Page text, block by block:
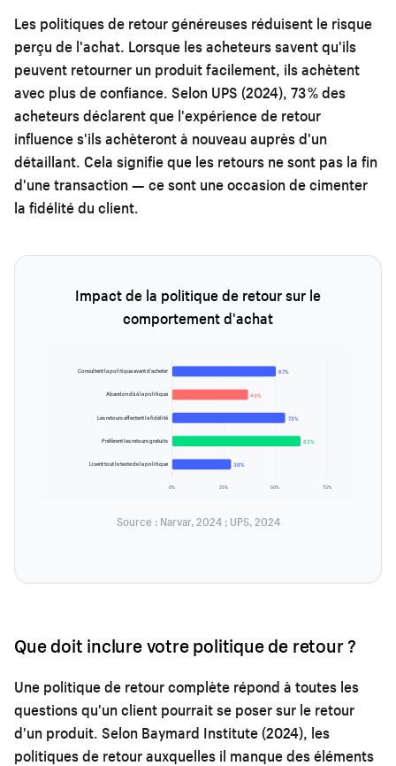
Les politiques de retour généreuses réduisent le risque
perçu de l'achat. Lorsque les acheteurs savent qu'ils
peuvent retourner un produit facilement, ils achètent
avec plus de confiance. Selon UPS (2024), 73 % des
acheteurs déclarent que l'expérience de retour
influence s'ils achèteront à nouveau auprès d'un
détaillant. Cela signifie que les retours ne sont pas la fin
d'une transaction — ce sont une occasion de cimenter
la fidélité du client.
Impact de la politique de retour sur le
comportement d'achat
0% 25% 50% 75%
Consultent la politique avant d'acheter
Abandon dû à la politique
Les retours affectent la fidélité
Préfèrent les retours gratuits
Lisent tout le texte de la politique
67%
49%
73%
83%
38%
Source : Narvar, 2024 ; UPS, 2024
Que doit inclure votre politique de retour ?
Une politique de retour complète répond à toutes les
questions qu'un client pourrait se poser sur le retour
d'un produit. Selon Baymard Institute (2024), les
politiques de retour auxquelles il manque des éléments